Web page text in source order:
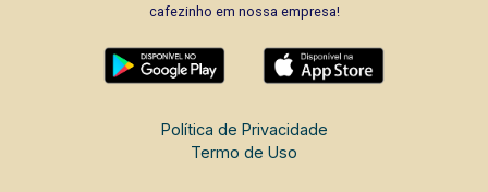
cafezinho em nossa empresa!
Política de Privacidade
Termo de Uso